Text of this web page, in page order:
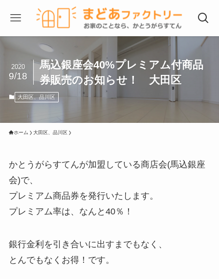
馬込銀座会40%プレミアム付商品
券販売のお知らせ！ 大田区
2020
9/18
大田区、品川区
ホーム 大田区、品川区
かとうがらすてんが加盟している商店会(馬込銀座
会)で、
プレミアム商品券を発行いたします。
プレミアム率は、なんと40％！
銀行金利を引き合いに出すまでもなく、
とんでもなくお得！です。